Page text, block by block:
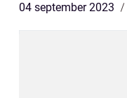
04 september 2023